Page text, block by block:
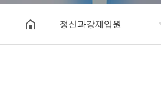
정신과강제입원